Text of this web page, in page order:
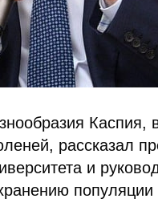
Каспия,
рассказал
и
популяции